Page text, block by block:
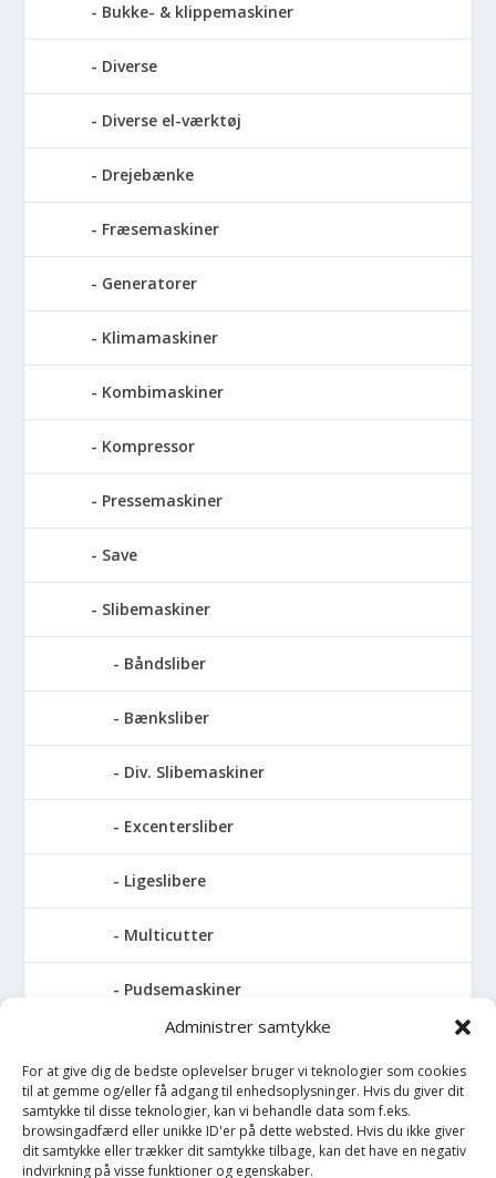
Administrer samtykke
For at give dig de bedste oplevelser bruger vi teknologier som cookies
til at gemme og/eller få adgang til enhedsoplysninger. Hvis du giver dit
samtykke til disse teknologier, kan vi behandle data som f.eks.
browsingadfærd eller unikke ID'er på dette websted. Hvis du ikke giver
dit samtykke eller trækker dit samtykke tilbage, kan det have en negativ
indvirkning på visse funktioner og egenskaber.
Bukke- & klippemaskiner
Diverse
Diverse el-værktøj
Drejebænke
Fræsemaskiner
Generatorer
Klimamaskiner
Kombimaskiner
Kompressor
Pressemaskiner
Save
Slibemaskiner
Båndsliber
Bænksliber
Div. Slibemaskiner
Excentersliber
Ligeslibere
Multicutter
Pudsemaskiner
Slibemaskiner til klinger, savblade og
høvlknive
Vådsliber
Vinkelsliber